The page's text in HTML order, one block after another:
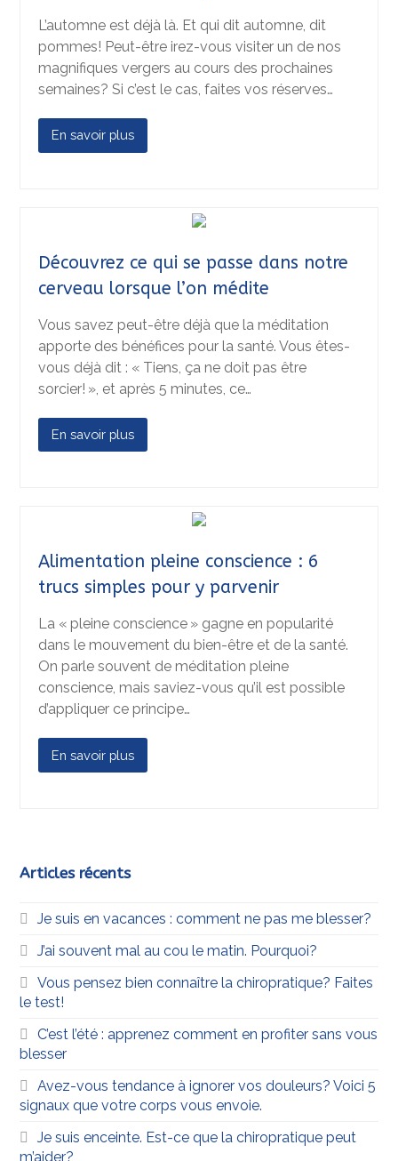
L’automne est déjà là. Et qui dit automne, dit
pommes! Peut-être irez-vous visiter un de nos
magnifiques vergers au cours des prochaines
semaines? Si c’est le cas, faites vos réserves…
En savoir plus
Découvrez ce qui se passe dans notre
cerveau lorsque l’on médite
Vous savez peut-être déjà que la méditation
apporte des bénéfices pour la santé. Vous êtes-
vous déjà dit : « Tiens, ça ne doit pas être
sorcier! », et après 5 minutes, ce…
En savoir plus
Alimentation pleine conscience : 6
trucs simples pour y parvenir
La « pleine conscience » gagne en popularité
dans le mouvement du bien-être et de la santé.
On parle souvent de méditation pleine
conscience, mais saviez-vous qu’il est possible
d’appliquer ce principe…
En savoir plus
Articles récents
Je suis en vacances : comment ne pas me blesser?
J’ai souvent mal au cou le matin. Pourquoi?
Vous pensez bien connaître la chiropratique? Faites
le test!
C’est l’été : apprenez comment en profiter sans vous
blesser
Avez-vous tendance à ignorer vos douleurs? Voici 5
signaux que votre corps vous envoie.
Je suis enceinte. Est-ce que la chiropratique peut
m’aider?